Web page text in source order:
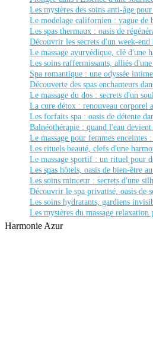
Les mystères des soins anti-âge
Le modelage californien : vague de
Les spas thermaux : oasis de
Découvrir les secrets d'un week-
Le massage ayurvédique, clé d'une
Les soins raffermissants, alliés
Spa romantique : une odyssée
Découverte des spas enchanteurs
Le massage du dos : secrets d'un
La cure détox : renouveau corporel
Les forfaits spa : oasis de détente
Balnéothérapie : quand l'eau
Le massage pour femmes
Les rituels beauté, clefs d'une
Le massage sportif : un rituel pour
Les spas hôtels, oasis de bien-être
Les soins minceur : secrets d'une
Découvrir le spa privatisé, oasis de
Les soins hydratants, gardiens
Les mystères du massage
Harmonie Azur